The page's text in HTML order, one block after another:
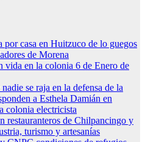
por casa en Huitzuco de lo guegos
de Morena
vida en la colonia 6 de Enero de
se raja en la defensa de la
a Esthela Damián en
colonia electricista
restauranteros de Chilpancingo y
turismo y artesanías